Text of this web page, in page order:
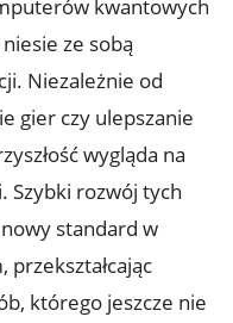
kwantowych
ze sobą
Niezależnie od
gier czy ulepszanie
wygląda na
Szybki rozwój tych
standard w
którego jeszcze nie